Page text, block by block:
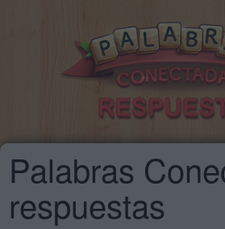
Palabras
respuestas